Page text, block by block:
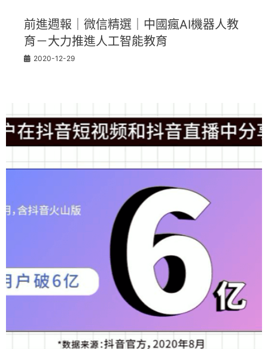
前進週報｜微信精選｜中國瘋AI機器人教
育－大力推進人工智能教育
2020-12-29